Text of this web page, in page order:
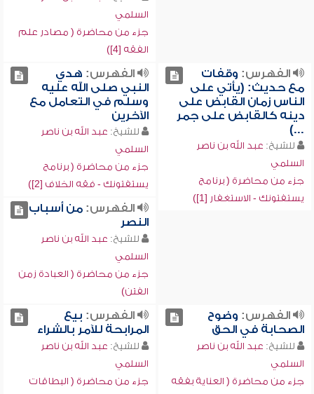
السلمي
جزء من محاضرة ( مصادر علم
الفقه [4])
الفهرس: وقفات
مع حديث: (يأتي على
الناس زمان القابض على
دينه كالقابض على جمر
...)
للشيخ: عبد الله بن ناصر
السلمي
جزء من محاضرة ( برنامج
يستفتونك - الاستغفار [1])
الفهرس: هدي
النبي صلى الله عليه
وسلم في التعامل مع
الآخرين
للشيخ: عبد الله بن ناصر
السلمي
جزء من محاضرة ( برنامج
يستفتونك - فقه الخلاف [2])
الفهرس:من أسباب
النصر
للشيخ: عبد الله بن ناصر
السلمي
جزء من محاضرة ( العبادة زمن
الفتن)
الفهرس: وضوح
الصحابة في الحق
للشيخ: عبد الله بن ناصر
السلمي
جزء من محاضرة ( العناية بفقه
الفهرس: بيع
المرابحة للآمر بالشراء
للشيخ: عبد الله بن ناصر
السلمي
جزء من محاضرة ( البطاقات